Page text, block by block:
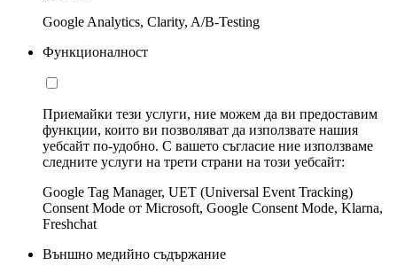
Google Analytics, Clarity, A/B-Testing
Функционалност
Приемайки тези услуги, ние можем да ви предоставим
функции, които ви позволяват да използвате нашия
уебсайт по-удобно. С вашето съгласие ние използваме
следните услуги на трети страни на този уебсайт:
Google Tag Manager, UET (Universal Event Tracking)
Consent Mode от Microsoft, Google Consent Mode, Klarna,
Freshchat
Външно медийно съдържание